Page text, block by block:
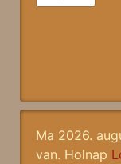
Ma 2026.
van. Holnap